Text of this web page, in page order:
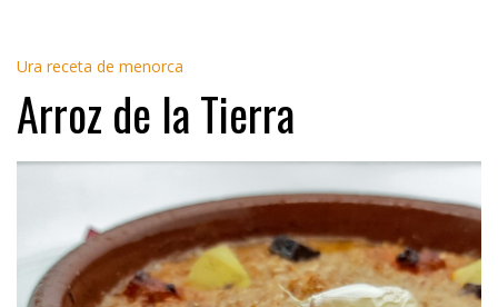
Ura receta de menorca
Arroz de la Tierra